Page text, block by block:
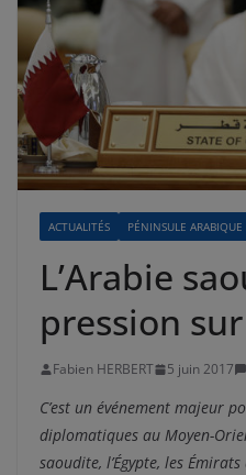
ACTUALITÉS PÉNINSULE ARABIQUE
L’Arabie
pression
Fabien HERBERT 5 juin 2017
C’est un événement majeur
diplomatiques au Moyen-
saoudite, l’Égypte, les